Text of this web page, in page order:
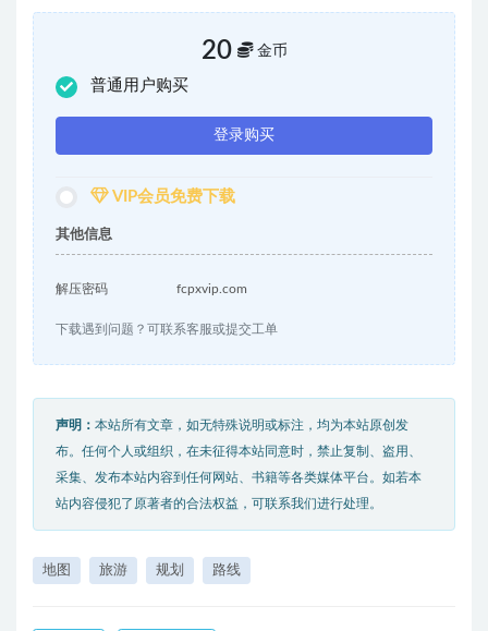
20 金币
普通用户购买
登录购买
VIP会员免费下载
其他信息
解压密码 fcpxvip.com
下载遇到问题？可联系客服或提交工单
声明： 本站所有文章，如无特殊说明或标注，均为本站原创发
布。任何个人或组织，在未征得本站同意时，禁止复制、盗用、
采集、发布本站内容到任何网站、书籍等各类媒体平台。如若本
站内容侵犯了原著者的合法权益，可联系我们进行处理。
地图 旅游 规划 路线